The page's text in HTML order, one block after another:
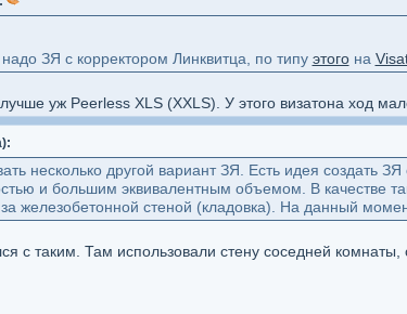
ЗЯ с корректором Линквитца, по типу этогона
уж Peerless XLS (XXLS). У этого визатона ход
несколько другой вариант ЗЯ. Есть идея создать
и большим эквивалентным объемом. В качестве
железобетонной стеной (кладовка). На данный
с таким. Там использовали стену соседней